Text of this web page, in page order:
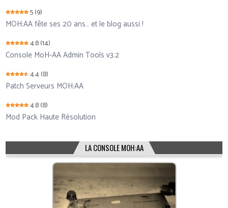
5(9)
MOH:AA fête ses 20 ans… et le blog aussi !
4.8(14)
Console MoH-AA Admin Tools v3.2
4.4(8)
Patch Serveurs MOH:AA
4.8(8)
Mod Pack Haute Résolution
LA CONSOLE MOH:AA